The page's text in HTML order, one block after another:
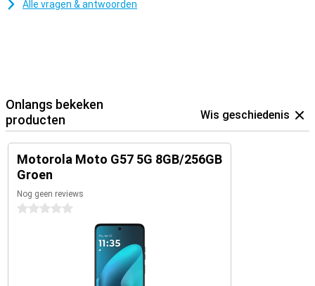
Alle vragen & antwoorden
Onlangs bekeken
producten
Wis geschiedenis
Motorola Moto G57 5G 8GB/256GB
Groen
Nog geen reviews
0 sterren